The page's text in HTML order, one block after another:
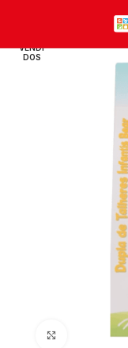
VENDI
DOS
Clique